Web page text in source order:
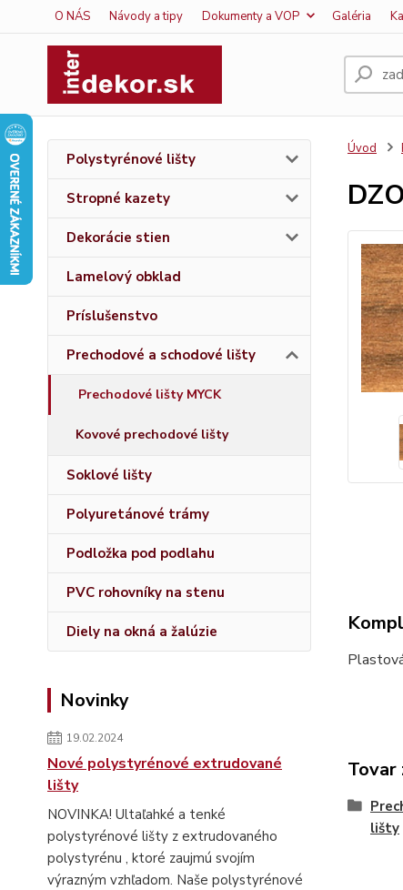
O NÁS Návody a tipy Dokumenty a VOP Galéria
Polystyrénové lišty
Stropné kazety
Dekorácie stien
Lamelový obklad
Príslušenstvo
Prechodové a schodové lišty
Prechodové lišty MYCK
Kovové prechodové lišty
Soklové lišty
Polyuretánové trámy
Podložka pod podlahu
PVC rohovníky na stenu
Diely na okná a žalúzie
Novinky
19.02.2024
Nové polystyrénové extrudované
lišty
NOVINKA! Ultaľahké a tenké
polystyrénové lišty z extrudovaného
polystyrénu , ktoré zaujmú svojím
výrazným vzhľadom. Naše polystyrénové
Úvod
Tovar
lišty